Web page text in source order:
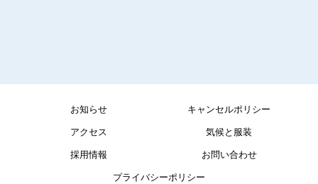
お知らせ キャンセルポリシー
アクセス 気候と服装
採用情報 お問い合わせ
プライバシーポリシー